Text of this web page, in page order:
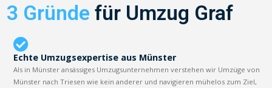
3 Gründe für Umzug Graf
Echte Umzugsexpertise aus Münster
Als in Münster ansässiges Umzugsunternehmen verstehen wir Umzüge von
Münster nach Triesen wie kein anderer und navigieren mühelos zum Ziel,